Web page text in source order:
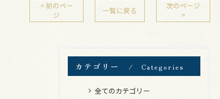
< 前のペー
ジ
一覧に戻る
次のページ
>
カテゴリー Categories
全てのカテゴリー